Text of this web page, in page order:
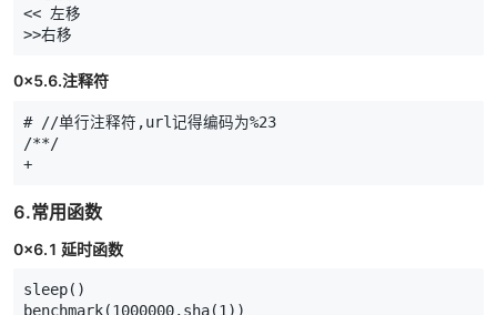
<< 左移
>>右移
0x5.6.注释符
# //单行注释符,url记得编码为%23
/**/
+
6.常用函数
0x6.1 延时函数
sleep()
benchmark(1000000,sha(1 ))